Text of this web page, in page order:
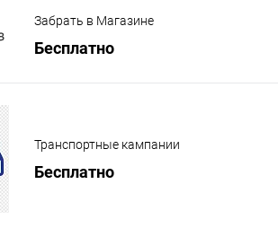
Забрать в Магазине
Бесплатно
Транспортные кампании
Бесплатно